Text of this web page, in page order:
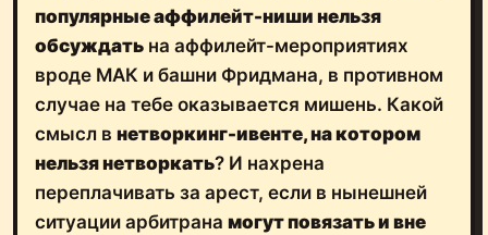
популярные аффилейт-ниши нельзя
обсуждать на аффилейт-мероприятиях
вроде МАК и башни Фридмана, в противном
случае на тебе оказывается мишень. Какой
смысл в нетворкинг-ивенте, на котором
нельзя нетворкать? И нахрена
переплачивать за арест, если в нынешней
ситуации арбитрана могут повязать и вне